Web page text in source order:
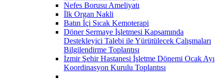
Nefes Borusu Ameliyatı
İlk Organ Nakli
Batın İçi Sıcak Kemoterapi
Döner Sermaye İşletmesi Kapsamında
Destekleyici Talebi ile Yürütülecek Çalışmaları
Bilgilendirme Toplantısı
İzmir Şehir Hastanesi İşletme Dönemi Ocak Ayı
Koordinasyon Kurulu Toplantısı